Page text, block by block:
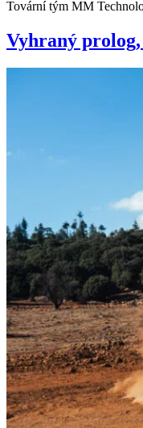
Tovární tým MM
Vyhraný